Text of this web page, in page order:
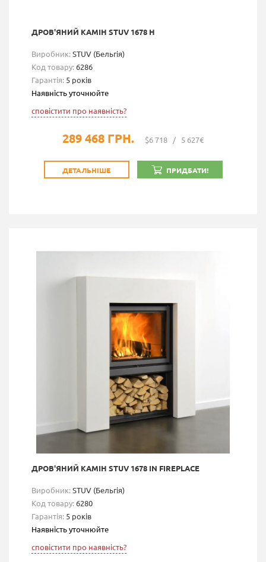
ДРОВ'ЯНИЙ КАМІН STUV 1678 H
Виробник:STUV (Бельгія)
Код товару:6286
Гарантія: 5 років
Наявність уточнюйте
сповістити про наявність?
289 468 ГРН. $6 718 / 5 627€
ДЕТАЛЬНІШЕ ПРИДБАТИ!
ДРОВ'ЯНИЙ КАМІН STUV 1678 IN FIREPLACE
Виробник:STUV (Бельгія)
Код товару:6280
Гарантія: 5 років
Наявність уточнюйте
сповістити про наявність?